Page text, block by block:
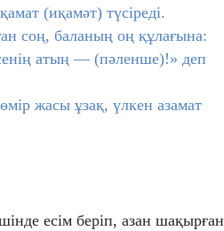
(иқамәт) түсіреді.
соң, баланың оң құлағына:
атың — (пәленше)!» деп
жасы ұзақ, үлкен азамат
есім беріп, азан шақырған